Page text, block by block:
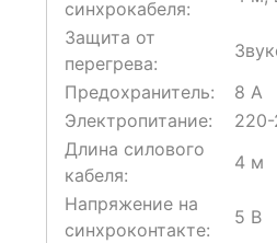
синхрокабеля:
Защита от
перегрева:
Предохранитель:
8 A
Электропитание:
Длина силового
кабеля:
4 м
Напряжение на
синхроконтакте:
5 В